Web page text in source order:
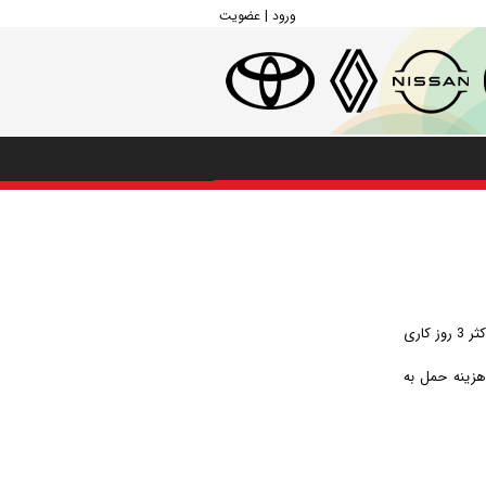
ورود | عضویت
زمان ارسال در محدوده شهر اصفهان حداکثر ا روز کاری و در دیگراستان ها و شهرستان ها حداکثر 3 روز کاری
حمل به